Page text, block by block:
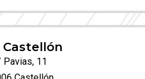
Castellón
Pavias, 11